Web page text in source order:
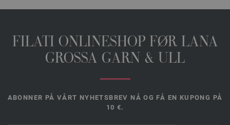
FILATI ONLINESHOP FØR LANA
GROSSA GARN & ULL
ABONNER PÅ VÅRT NYHETSBREV NÅ OG FÅ EN KUPONG PÅ
10 €.